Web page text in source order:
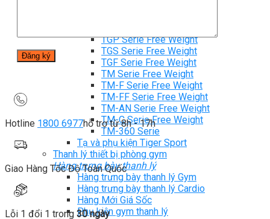
TGP Serie Free Weight
TGS Serie Free Weight
TGF Serie Free Weight
TM Serie Free Weight
TM-F Serie Free Weight
TM-FF Serie Free Weight
TM-AN Serie Free Weight
TM-C Serie Free Weight
TM-360 Serie
Tạ và phụ kiện Tiger Sport
Thanh lý thiết bị phòng gym
Hàng trưng bày thanh lý
Hàng trưng bày thanh lý Gym
Hàng trưng bày thanh lý Cardio
Hàng Mới Giá Sốc
Phụ kiện gym thanh lý
Hotline 1800 6977hỗ trợ từ 8h - 17h
Giao Hàng Tốc Độ Toàn Quốc
Lỗi 1 đổi 1 trong 30 ngày